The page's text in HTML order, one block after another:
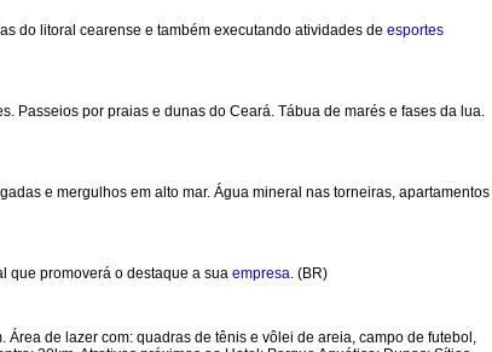
do litoral cearense e também executando atividades de esportes
Passeios por praias e dunas do Ceará. Tábua de marés e fases da lua.
e mergulhos em alto mar. Água mineral nas torneiras, apartamentos
que promoverá o destaque a sua empresa. (BR)
de lazer com: quadras de tênis e vôlei de areia, campo de futebol,